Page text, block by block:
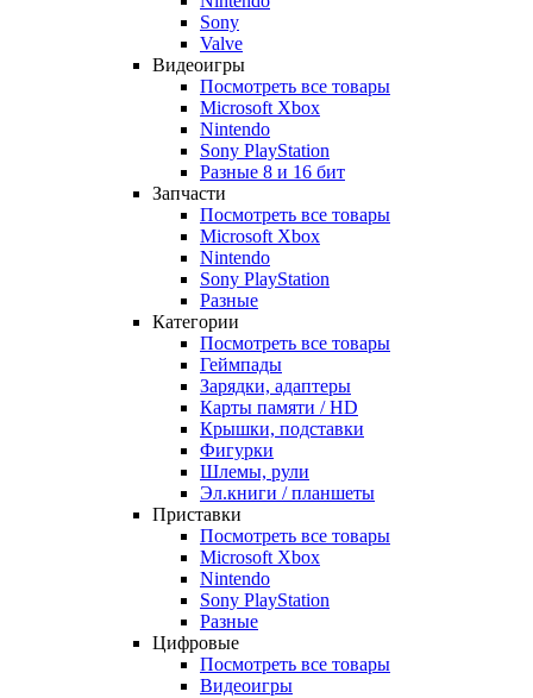
Sony
Valve
Видеоигры
Посмотреть все товары
Microsoft Xbox
Nintendo
Sony PlayStation
Разные 8 и 16 бит
Запчасти
Посмотреть все товары
Microsoft Xbox
Nintendo
Sony PlayStation
Разные
Категории
Посмотреть все товары
Геймпады
Зарядки, адаптеры
Карты памяти / HD
Крышки, подставки
Фигурки
Шлемы, рули
Эл.книги / планшеты
Приставки
Посмотреть все товары
Microsoft Xbox
Nintendo
Sony PlayStation
Разные
Цифровые
Посмотреть все товары
Видеоигры